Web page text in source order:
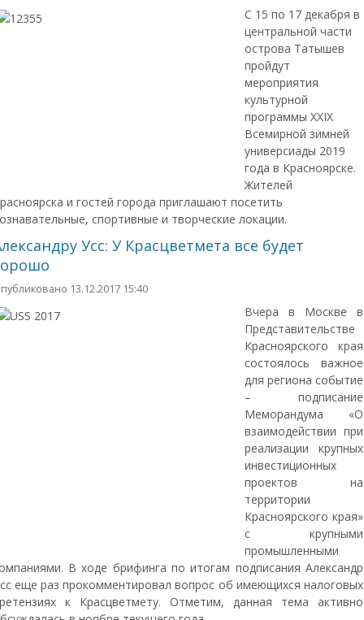
С 15 по 17 декабря в
центральной части
острова Татышев
пройдут
мероприятия
культурной
программы XXIX
Всемирной зимней
универсиады 2019
года в Красноярске.
Жителей
и гостей города приглашают посетить
спортивные и творческие локации.
Усс: У Красцветмета все будет
13.12.2017 15:40
Вчера в Москве в
Представительстве
Красноярского края
состоялось важное
для региона событие
– подписание
Меморандума «О
взаимодействии при
реализации крупных
инвестиционных
проектов на
территории
Красноярского края»
с крупными
промышленными
В ходе брифинга по итогам подписания Александр
еще раз прокомментировал вопрос об имеющихся налоговых
к Красцветмету. Отметим, данная тема активно